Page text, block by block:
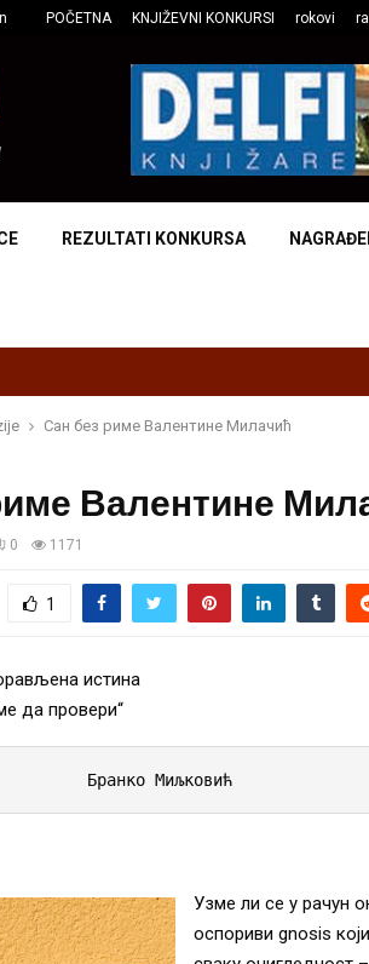
POČETNA KNJIŽEVNI KONKURSI rokovi
REZULTATI KONKURSA
Сан без риме Валентине Милачић
Валентине
0 1171
1
истина
да провери“
                        Бранко Миљковић
Узме ли се у рачун
оспориви gnosis